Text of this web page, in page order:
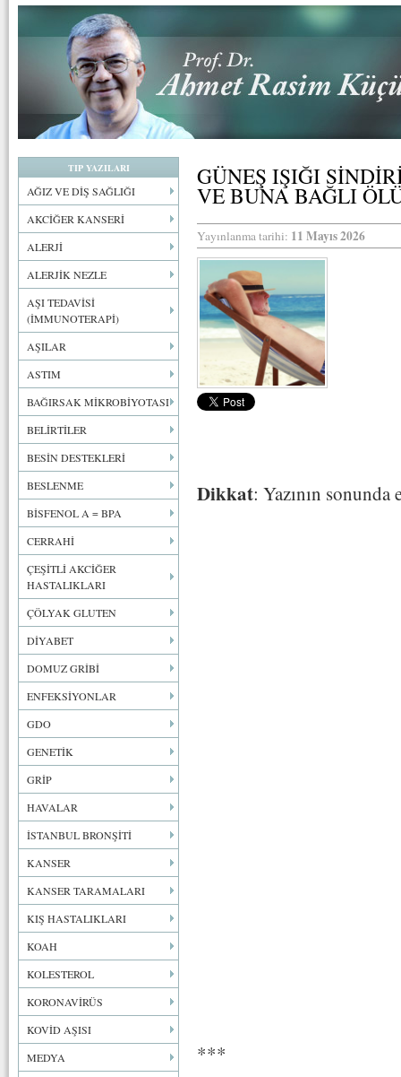
TIP YAZILARI
AĞIZ VE DİŞ SAĞLIĞI
AKCİĞER KANSERİ
ALERJİ
ALERJİK NEZLE
AŞI TEDAVİSİ
(İMMUNOTERAPİ)
AŞILAR
ASTIM
BAĞIRSAK MİKROBİYOTASI
BELİRTİLER
BESİN DESTEKLERİ
BESLENME
BİSFENOL A = BPA
CERRAHİ
ÇEŞİTLİ AKCİĞER
HASTALIKLARI
ÇÖLYAK GLUTEN
DİYABET
DOMUZ GRİBİ
ENFEKSİYONLAR
GDO
GENETİK
GRİP
HAVALAR
İSTANBUL BRONŞİTİ
KANSER
KANSER TARAMALARI
KIŞ HASTALIKLARI
KOAH
KOLESTEROL
KORONAVİRÜS
KOVİD AŞISI
MEDYA
GÜNEŞ IŞIĞI
VE BUNA BAĞLI
Yayınlanma tarihi: 11 Mayıs 2026
Dikkat: Yazının sonunda
***